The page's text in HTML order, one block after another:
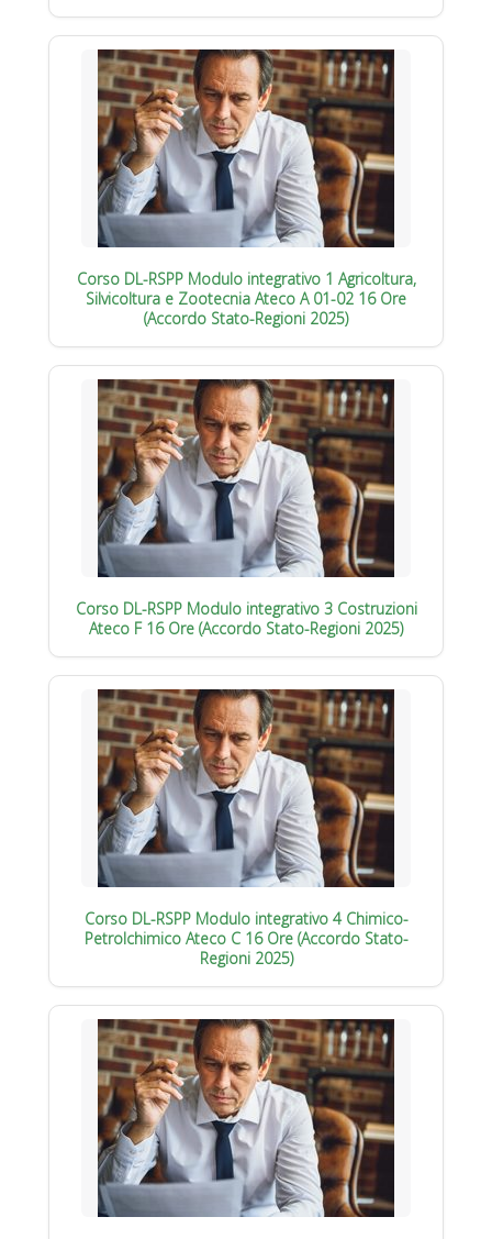
Corso DL-RSPP Modulo integrativo 1 Agricoltura,
Silvicoltura e Zootecnia Ateco A 01-02 16 Ore
(Accordo Stato-Regioni 2025)
Corso DL-RSPP Modulo integrativo 3 Costruzioni
Ateco F 16 Ore (Accordo Stato-Regioni 2025)
Corso DL-RSPP Modulo integrativo 4 Chimico-
Petrolchimico Ateco C 16 Ore (Accordo Stato-
Regioni 2025)